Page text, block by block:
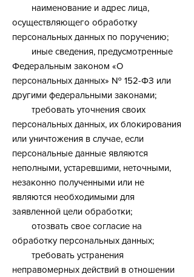
наименование и адрес лица,
осуществляющего обработку
персональных данных по поручению;
иные сведения, предусмотренные
Федеральным законом «О
персональных данных» № 152-ФЗ или
другими федеральными законами;
требовать уточнения своих
персональных данных, их блокирования
или уничтожения в случае, если
персональные данные являются
неполными, устаревшими, неточными,
незаконно полученными или не
являются необходимыми для
заявленной цели обработки;
отозвать свое согласие на
обработку персональных данных;
требовать устранения
неправомерных действий в отношении